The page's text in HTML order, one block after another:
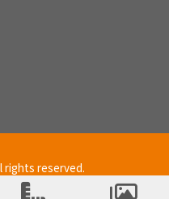
rights reserved.